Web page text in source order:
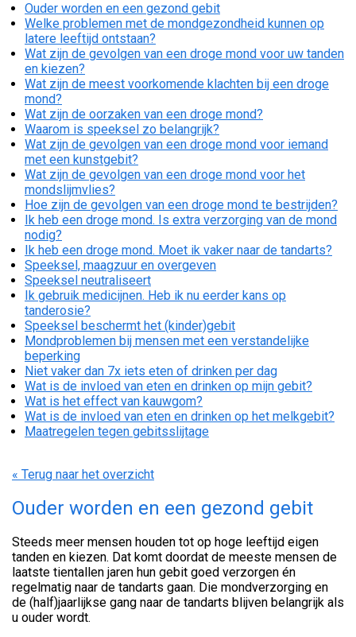
Ouder worden en een gezond gebit
Welke problemen met de mondgezondheid kunnen op
latere leeftijd ontstaan?
Wat zijn de gevolgen van een droge mond voor uw tanden
en kiezen?
Wat zijn de meest voorkomende klachten bij een droge
mond?
Wat zijn de oorzaken van een droge mond?
Waarom is speeksel zo belangrijk?
Wat zijn de gevolgen van een droge mond voor iemand
met een kunstgebit?
Wat zijn de gevolgen van een droge mond voor het
mondslijmvlies?
Hoe zijn de gevolgen van een droge mond te bestrijden?
Ik heb een droge mond. Is extra verzorging van de mond
nodig?
Ik heb een droge mond. Moet ik vaker naar de tandarts?
Speeksel, maagzuur en overgeven
Speeksel neutraliseert
Ik gebruik medicijnen. Heb ik nu eerder kans op
tanderosie?
Speeksel beschermt het (kinder)gebit
Mondproblemen bij mensen met een verstandelijke
beperking
Niet vaker dan 7x iets eten of drinken per dag
Wat is de invloed van eten en drinken op mijn gebit?
Wat is het effect van kauwgom?
Wat is de invloed van eten en drinken op het melkgebit?
Maatregelen tegen gebitsslijtage
« Terug naar het overzicht
Ouder worden en een gezond gebit
Steeds meer mensen houden tot op hoge leeftijd eigen
tanden en kiezen. Dat komt doordat de meeste mensen de
laatste tientallen jaren hun gebit goed verzorgen én
regelmatig naar de tandarts gaan. Die mondverzorging en
de (half)jaarlijkse gang naar de tandarts blijven belangrijk als
u ouder wordt.